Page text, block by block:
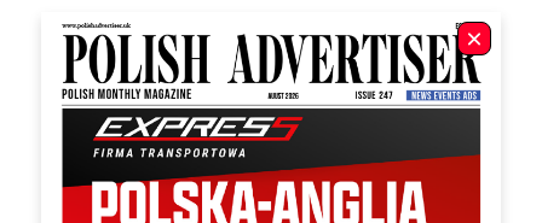
Morisons szafa SZF4D